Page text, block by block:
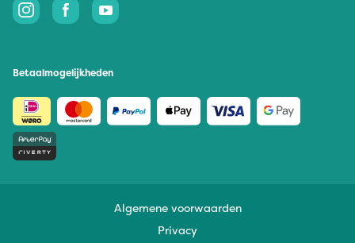
Betaalmogelijkheden
Algemene voorwaarden
Privacy